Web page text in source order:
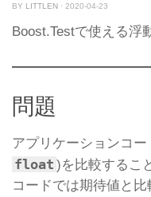
BY LITTLEN · 2020-04-23
Boost.Testで使える浮
問題
アプリケーションコ
float )を比較するこ
コードでは期待値と